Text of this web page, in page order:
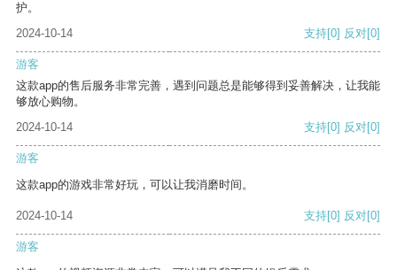
护。
2024-10-14
支持[0] 反对[0]
游客
这款app的售后服务非常完善，遇到问题总是能够得到妥善解决，让我能
够放心购物。
2024-10-14
支持[0] 反对[0]
游客
这款app的游戏非常好玩，可以让我消磨时间。
2024-10-14 支持[0] 反对[0]
游客